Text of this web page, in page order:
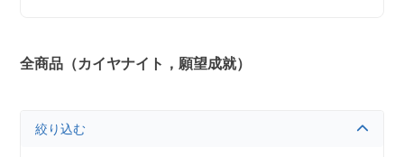
全商品（カイヤナイト，願望成就）
絞り込む